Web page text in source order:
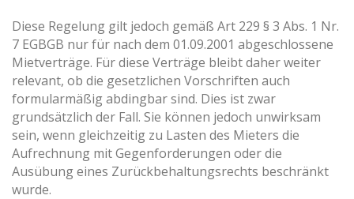
Diese Regelung gilt jedoch gemäß Art 229 § 3 Abs. 1 Nr.
7 EGBGB nur für nach dem 01.09.2001 abgeschlossene
Mietverträge. Für diese Verträge bleibt daher weiter
relevant, ob die gesetzlichen Vorschriften auch
formularmäßig abdingbar sind. Dies ist zwar
grundsätzlich der Fall. Sie können jedoch unwirksam
sein, wenn gleichzeitig zu Lasten des Mieters die
Aufrechnung mit Gegenforderungen oder die
Ausübung eines Zurückbehaltungsrechts beschränkt
wurde.